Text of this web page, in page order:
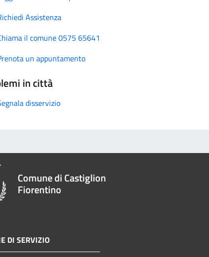
Assistenza
il comune 0575 65641
un appuntamento
in città
disservizio
Comune di Castiglion
Fiorentino
DI SERVIZIO